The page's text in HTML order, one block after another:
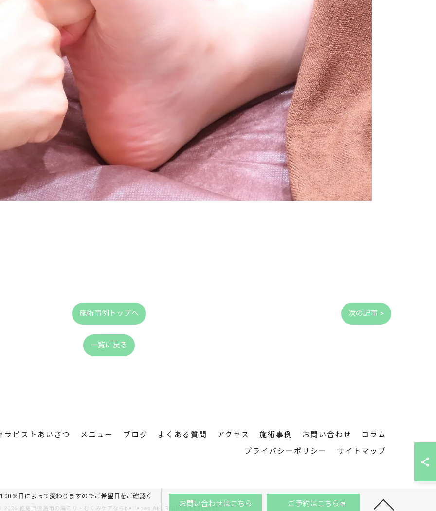
施術事例トップへ 次の記事 >
一覧に戻る
日によって変わりますのでご希望日をご確認く
お問い合わせはこちら ご予約はこちら
ラピストあいさつ メニュー ブログ よくある質問 アクセス 施術事例 お問い合わせ
コラム
プライバシーポリシー
サイトマップ
2026 徳島県徳島市の肩こり・むくみケアならbellepas ALL RIGHTS RESERVED.